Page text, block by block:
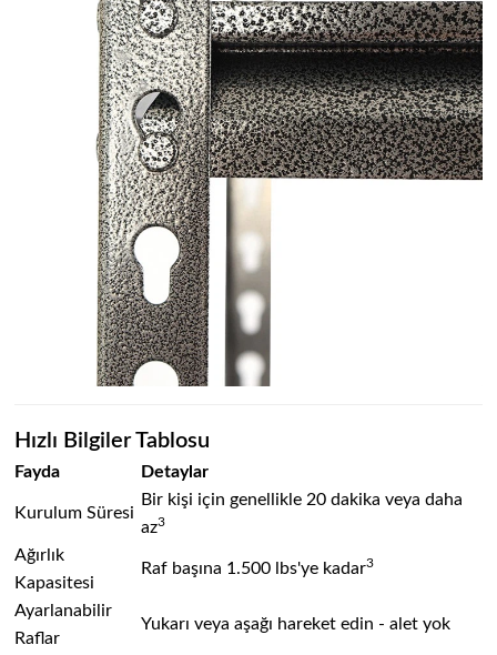
Hızlı Bilgiler Tablosu
Fayda Detaylar
Kurulum Süresi
Bir kişi için genellikle 20 dakika veya daha
az3
Ağırlık
Kapasitesi
Raf başına 1.500 lbs'ye kadar3
Ayarlanabilir
Raflar
Yukarı veya aşağı hareket edin - alet yok